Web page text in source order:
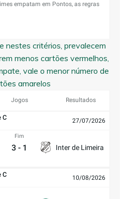
empatam em Pontos, as regras
nestes critérios, prevalecem
menos cartões vermelhos,
vale o menor número de
amarelos
Jogos Resultados
C 27/07/2026
Fim
3 - 1 Inter de Limeira
C 10/08/2026